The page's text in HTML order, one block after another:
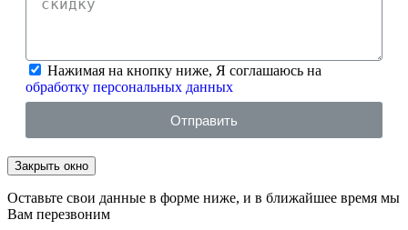
Нажимая на кнопку ниже, Я соглашаюсь на
обработку персональных данных
Отправить
Закрыть окно
Оставьте свои данные в форме ниже, и в ближайшее время мы
Вам перезвоним